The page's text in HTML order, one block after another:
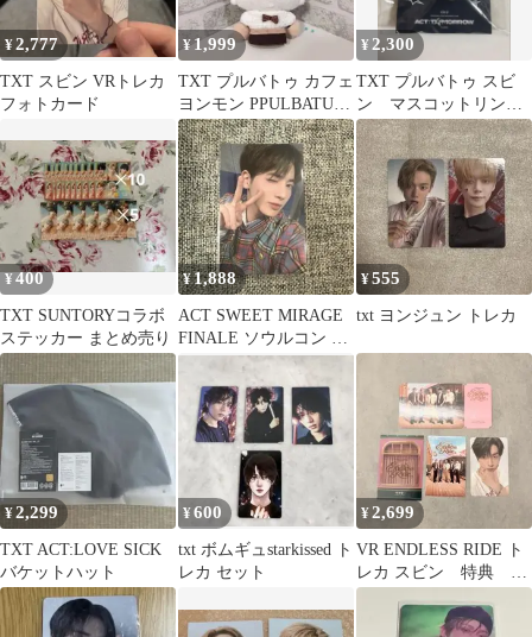
¥2,777
TXT スビン VRトレカ
フォトカード
¥1,999
TXT プルバトゥ カフェ
ヨンモン PPULBATU
服
¥ 2,300
TXT プルバトゥ スビ
ン マスコットリン
グ ヨンモン モアコン
落下物 王冠付
¥400
TXT SUNTORYコラボ
ステッカー まとめ売り
¥1,888
ACT SWEET MIRAGE
FINALE ソウルコン ト
レカ テヒョン
¥555
txt ヨンジュン トレカ
¥2,299
TXT ACT:LOVE SICK
バケットハット
¥600
txt ボムギュstarkissed ト
レカ セット
¥2,699
VR ENDLESS RIDE ト
レカ スビン 特典
TXT